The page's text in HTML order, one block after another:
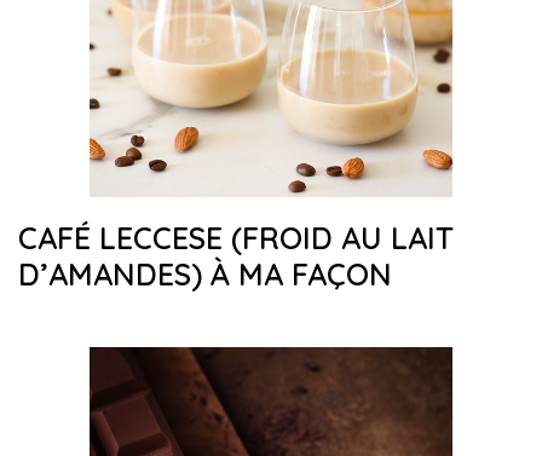
CAFÉ LECCESE (FROID AU LAIT
D’AMANDES) À MA FAÇON